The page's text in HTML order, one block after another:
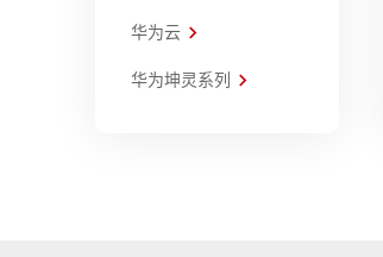
华为云
华为坤灵系列